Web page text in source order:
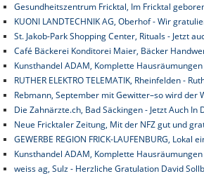
Gesundheitszentrum Fricktal, Im Fricktal
KUONI LANDTECHNIK AG, Oberhof - Wir
St. Jakob-Park Shopping Center, Rituals - Jetzt
Café Bäckerei Konditorei Maier, Bäcker
Kunsthandel ADAM, Komplette
RUTHER ELEKTRO TELEMATIK, Rheinfelden -
Rebmann, September mit Gewitter–so wird der
Die Zahnärzte.ch, Bad Säckingen - Jetzt Auch In
Neue Fricktaler Zeitung, Mit der NFZ gut und
GEWERBE REGION FRICK-LAUFENBURG,
Kunsthandel ADAM, Komplette
weiss ag, Sulz - Herzliche Gratulation David